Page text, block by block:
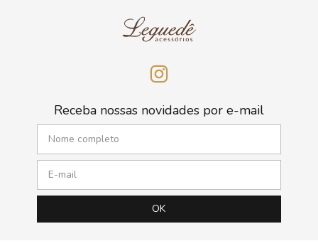
Receba nossas novidades por e-mail